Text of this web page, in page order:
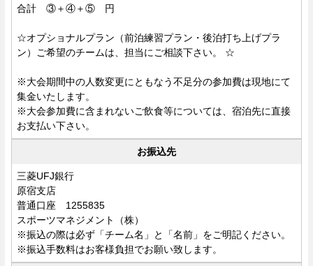
合計 ③＋④＋⑤ 円
☆オプショナルプラン（前泊練習プラン・後泊打ち上げプラ
ン）ご希望のチームは、担当にご相談下さい。 ☆
※大会期間中の人数変更にともなう不足分の参加費は現地にて
集金いたします。
※大会参加費に含まれないご飲食等については、宿泊先に直接
お支払い下さい。
お振込先
三菱UFJ銀行
原宿支店
普通口座 1255835
スポーツマネジメント（株）
※振込の際は必ず「チーム名」と「名前」をご明記ください。
※振込手数料はお客様負担でお願い致します。